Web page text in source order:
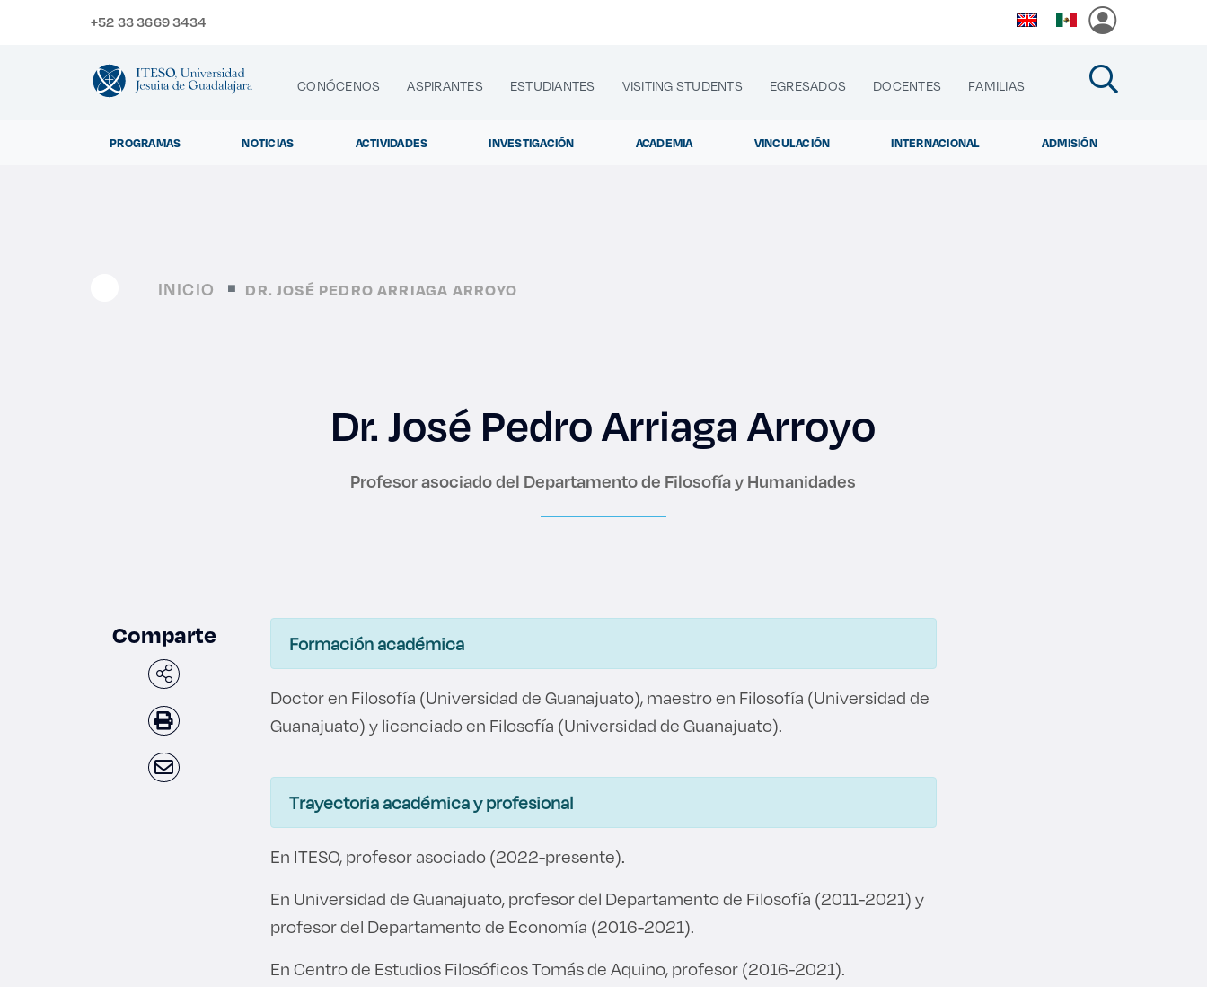
+52 33 3669 3434
CONÓCENOS ASPIRANTES ESTUDIANTES VISITING STUDENTS EGRESADOS DOCENTES FAMILIAS
PROGRAMAS NOTICIAS ACTIVIDADES INVESTIGACIÓN ACADEMIA VINCULACIÓN INTERNACIONAL ADMISIÓN
Graduaciones
CRUCE Becas
INICIO DR. JOSÉ PEDRO ARRIAGA ARROYO
Dr. José Pedro Arriaga Arroyo
Profesor asociado del Departamento de Filosofía y Humanidades
Comparte Formación académica
Doctor en Filosofía (Universidad de Guanajuato), maestro en Filosofía (Universidad de
Guanajuato) y licenciado en Filosofía (Universidad de Guanajuato).
Trayectoria académica y profesional
En ITESO, profesor asociado (2022-presente).
En Universidad de Guanajuato, profesor del Departamento de Filosofía (2011-2021) y
profesor del Departamento de Economía (2016-2021).
En Centro de Estudios Filosóficos Tomás de Aquino, profesor (2016-2021).